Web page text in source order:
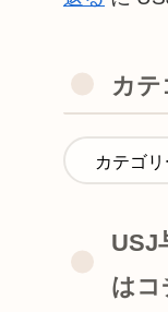
カ
USJ
はコ